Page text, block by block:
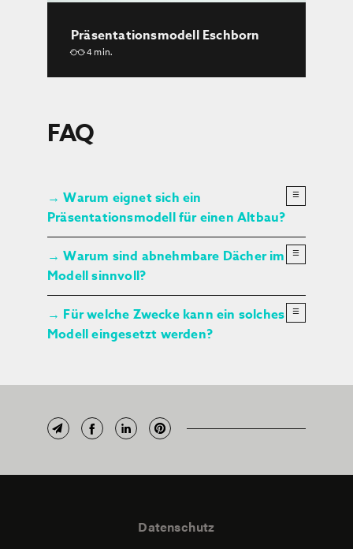
Präsentationsmodell Eschborn
4 min.
FAQ
→ Warum eignet sich ein
Präsentationsmodell für einen Altbau?
☰
→ Warum sind abnehmbare Dächer im
Modell sinnvoll?
☰
×
→ Für welche Zwecke kann ein solches
Modell eingesetzt werden?
☰
×
Datenschutz